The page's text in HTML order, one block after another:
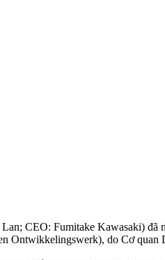
CEO: Fumitake Kawasaki) đã
Ontwikkelingswerk), do Cơ